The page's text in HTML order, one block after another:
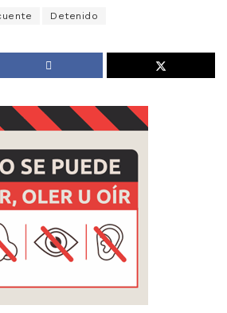
Detenido